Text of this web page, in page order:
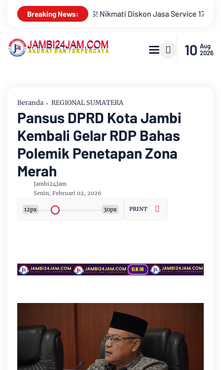
Breaking News:
Selama Agustus Merah Putih Berkibar UMKM Binaan
10 Aug
2026
Beranda REGIONAL SUMATERA
Pansus DPRD Kota Jambi
Kembali Gelar RDP Bahas
Polemik Penetapan Zona
Merah
Jambi24Jam
Senin, Februari 02, 2026
12px 30px PRINT